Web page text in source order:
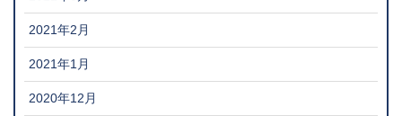
2021年2月
2021年1月
2020年12月